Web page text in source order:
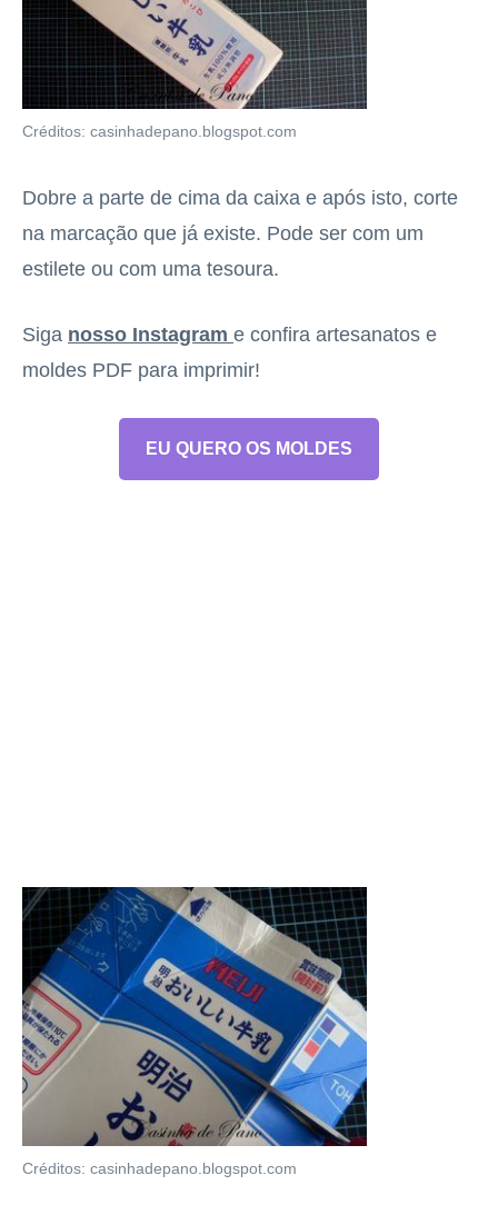
Créditos: casinhadepano.blogspot.com
Dobre a parte de cima da caixa e após isto, corte
na marcação que já existe. Pode ser com um
estilete ou com uma tesoura.
Siga nosso Instagram e confira artesanatos e
moldes PDF para imprimir!
EU QUERO OS MOLDES
Créditos: casinhadepano.blogspot.com